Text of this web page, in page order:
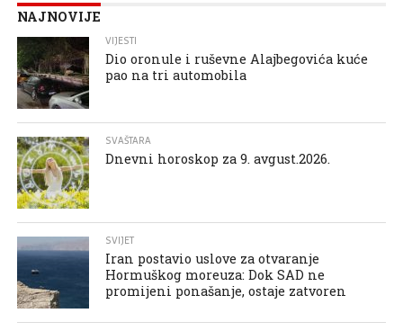
NAJNOVIJE
VIJESTI
Dio oronule i ruševne Alajbegovića kuće
pao na tri automobila
SVAŠTARA
Dnevni horoskop za 9. avgust.2026.
SVIJET
Iran postavio uslove za otvaranje
Hormuškog moreuza: Dok SAD ne
promijeni ponašanje, ostaje zatvoren